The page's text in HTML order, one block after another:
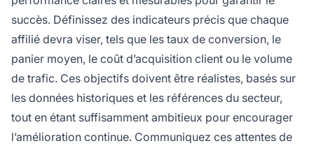
succès. Définissez des indicateurs précis que chaque
affilié devra viser, tels que les taux de conversion, le
panier moyen, le coût d’acquisition client ou le volume
de trafic. Ces objectifs doivent être réalistes, basés sur
les données historiques et les références du secteur,
tout en étant suffisamment ambitieux pour encourager
l’amélioration continue. Communiquez ces attentes de